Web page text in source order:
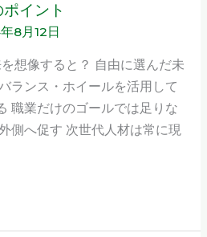
イント
8月12日
想像すると？ 自由に選んだ未
ランス・ホイールを活用して
職業だけのゴールでは足りな
側へ促す 次世代人材は常に現